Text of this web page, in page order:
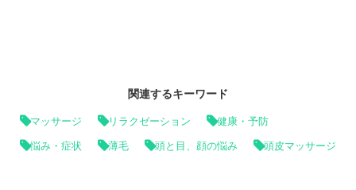
関連するキーワード
マッサージ リラクゼーション 健康・予防
悩み・症状 薄毛 頭と目、顔の悩み 頭皮マッサージ